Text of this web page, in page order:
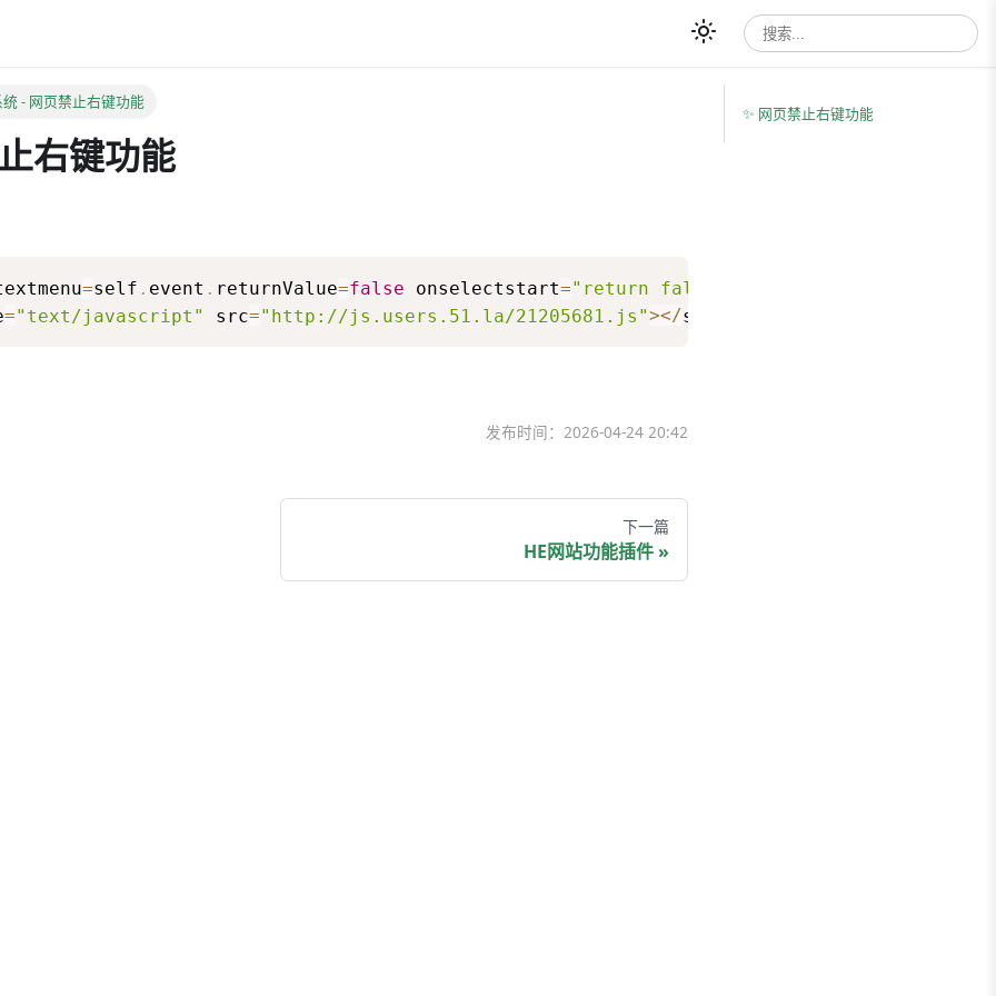
统- 网页禁止右键功能
右键功能
=self . event . returnValue=false onselectstart="return false"
="text/javascript" src="http://js.users.51.la/21205681.js"></script
发布时间： 2026-04-24 20:42
下一篇
HE网站功能插件
✨ 网页禁止右键功能